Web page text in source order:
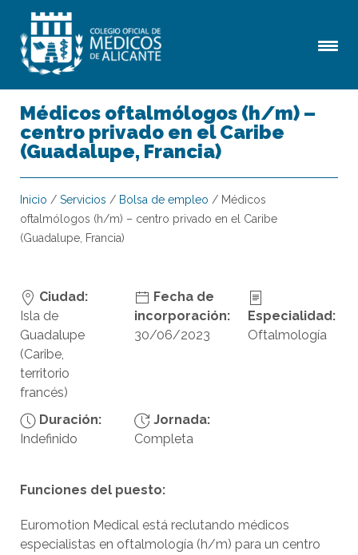
Médicos oftalmólogos (h/m) –
centro privado en el Caribe
(Guadalupe, Francia)
Inicio / Servicios / Bolsa de empleo / Médicos
oftalmólogos (h/m) – centro privado en el Caribe
(Guadalupe, Francia)
Ciudad:
Isla de
Guadalupe
(Caribe,
territorio
francés)
Fecha de
incorporación:
30/06/2023
Especialidad:
Oftalmología
Duración:
Indefinido
Jornada:
Completa
Funciones del puesto:
Euromotion Medical está reclutando médicos
especialistas en oftalmología (h/m) para un centro